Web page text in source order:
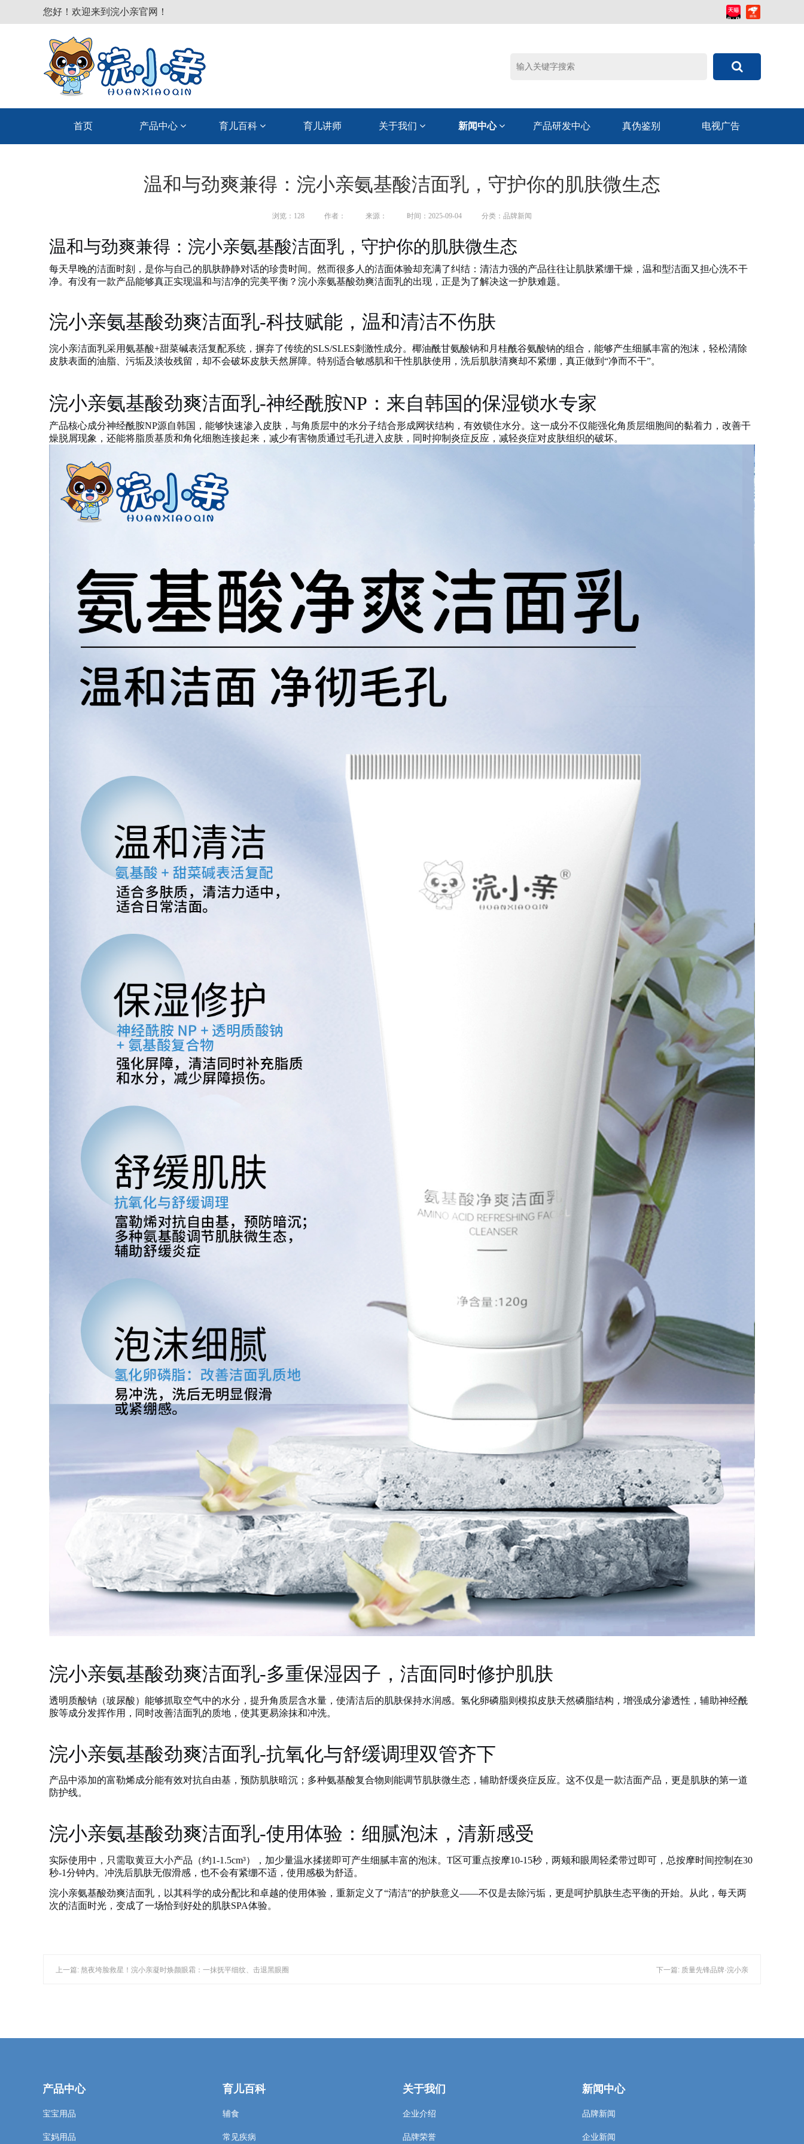
您好！欢迎来到浣小亲官网！
首页 产品中心 育儿百科 育儿讲师 关于我们 新闻中心 产品研发中心 真伪鉴别 电视广告
温和与劲爽兼得：浣小亲氨基酸洁面乳，守护你的肌肤微生态
浏览： 128 作者： 来源： 时间：2025-09-04 分类：品牌新闻
温和与劲爽兼得：浣小亲氨基酸洁面乳，守护你的肌肤微生态
每天早晚的洁面时刻，是你与自己的肌肤静静对话的珍贵时间。然而很多人的洁面体验却充满了纠结：清洁力强的产品往往让肌肤紧绷干燥，温和型洁面又担心洗不干
净。有没有一款产品能够真正实现温和与洁净的完美平衡？浣小亲氨基酸劲爽洁面乳的出现，正是为了解决这一护肤难题。
浣小亲氨基酸劲爽洁面乳-科技赋能，温和清洁不伤肤
浣小亲洁面乳采用氨基酸+甜菜碱表活复配系统，摒弃了传统的SLS/SLES刺激性成分。椰油酰甘氨酸钠和月桂酰谷氨酸钠的组合，能够产生细腻丰富的泡沫，轻松清除
皮肤表面的油脂、污垢及淡妆残留，却不会破坏皮肤天然屏障。特别适合敏感肌和干性肌肤使用，洗后肌肤清爽却不紧绷，真正做到“净而不干”。
浣小亲氨基酸劲爽洁面乳-神经酰胺NP：来自韩国的保湿锁水专家
产品核心成分神经酰胺NP源自韩国，能够快速渗入皮肤，与角质层中的水分子结合形成网状结构，有效锁住水分。这一成分不仅能强化角质层细胞间的黏着力，改善干
燥脱屑现象，还能将脂质基质和角化细胞连接起来，减少有害物质通过毛孔进入皮肤，同时抑制炎症反应，减轻炎症对皮肤组织的破坏。
浣小亲氨基酸劲爽洁面乳-多重保湿因子，洁面同时修护肌肤
透明质酸钠（玻尿酸）能够抓取空气中的水分，提升角质层含水量，使清洁后的肌肤保持水润感。氢化卵磷脂则模拟皮肤天然磷脂结构，增强成分渗透性，辅助神经酰
胺等成分发挥作用，同时改善洁面乳的质地，使其更易涂抹和冲洗。
浣小亲氨基酸劲爽洁面乳-抗氧化与舒缓调理双管齐下
产品中添加的富勒烯成分能有效对抗自由基，预防肌肤暗沉；多种氨基酸复合物则能调节肌肤微生态，辅助舒缓炎症反应。这不仅是一款洁面产品，更是肌肤的第一道
防护线。
浣小亲氨基酸劲爽洁面乳-使用体验：细腻泡沫，清新感受
实际使用中，只需取黄豆大小产品（约1-1.5cm³），加少量温水揉搓即可产生细腻丰富的泡沫。T区可重点按摩10-15秒，两颊和眼周轻柔带过即可，总按摩时间控制在30
秒-1分钟内。冲洗后肌肤无假滑感，也不会有紧绷不适，使用感极为舒适。
浣小亲氨基酸劲爽洁面乳，以其科学的成分配比和卓越的使用体验，重新定义了“清洁”的护肤意义——不仅是去除污垢，更是呵护肌肤生态平衡的开始。从此，每天两
次的洁面时光，变成了一场恰到好处的肌肤SPA体验。
上一篇: 熬夜垮脸救星！浣小亲凝时焕颜眼霜：一抹抚平细纹、击退黑眼圈 下一篇: 质量先锋品牌·浣小亲
产品中心
宝宝用品
宝妈用品
育儿百科
辅食
常见疾病
关于我们
企业介绍
品牌荣誉
新闻中心
品牌新闻
企业新闻